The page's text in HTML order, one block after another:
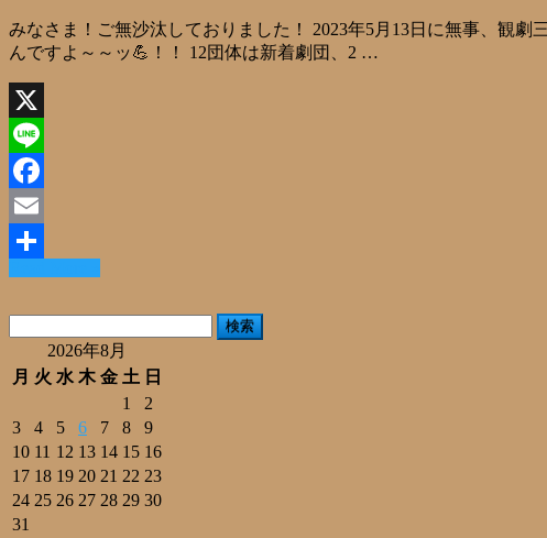
みなさま！ご無沙汰しておりました！ 2023年5月13日に無事、観
んですよ～～ッ💪！！ 12団体は新着劇団、2 …
X
Line
Facebook
Email
共
有
2026年8月
月 火 水 木 金 土 日
1
2
3
4 5 6 7 8
9
10 11 12 13 14 15 16
17 18 19 20 21 22 23
24 25 26 27 28 29 30
31